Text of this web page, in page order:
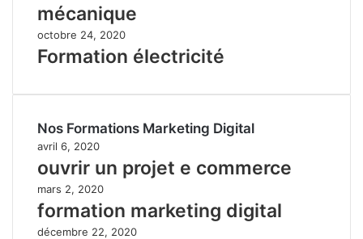
mécanique
octobre 24, 2020
Formation électricité
Nos Formations Marketing Digital
avril 6, 2020
ouvrir un projet e commerce
mars 2, 2020
formation marketing digital
décembre 22, 2020